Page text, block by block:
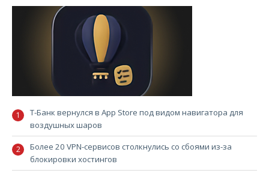
Т-Банк вернулся в App Store под видом навигатора для
воздушных шаров
Более 20 VPN-сервисов столкнулись со сбоями из-за
блокировки хостингов